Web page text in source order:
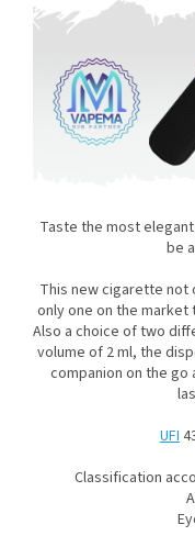
Taste the most
be
This new cigarette not
only one on the market
Also a choice of two
volume of 2 ml, the
companion on the go
UFI
Classification